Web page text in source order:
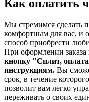
Как оплатить
Мы стремимся сделать
комфортным для вас, и
способ приобрести
При оформлении заказа
кнопку "Сплит,
инструкциям. Вы
срок, в течение
позволит вам легко
переживать о своих